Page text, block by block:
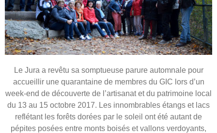
Le Jura a revêtu sa somptueuse parure automnale pour
accueillir une quarantaine de membres du GIC lors d’un
week-end de découverte de l’artisanat et du patrimoine local
du 13 au 15 octobre 2017. Les innombrables étangs et lacs
reflétant les forêts dorées par le soleil ont été autant de
pépites posées entre monts boisés et vallons verdoyants,